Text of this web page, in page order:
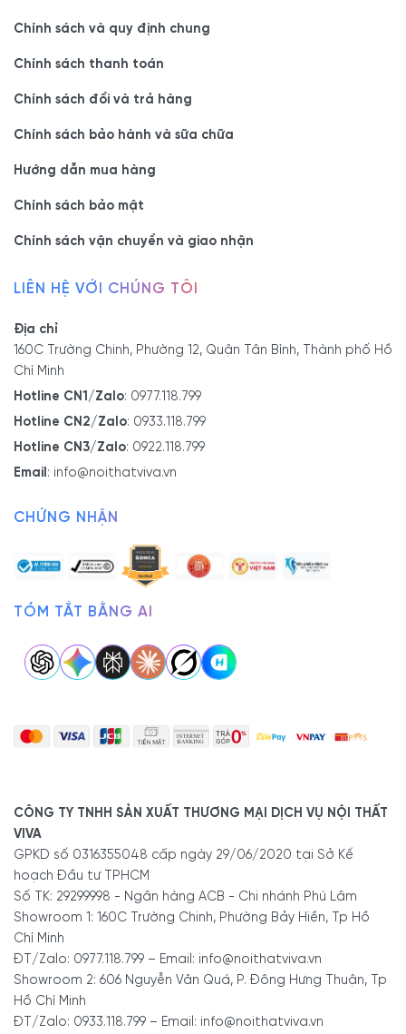
- Showroom 1:160C Trường Chinh, phường Bảy Hiền, Tp
-Hotline/Zalo:0977.118.799
- Showroom 2:
606 Nguyễn Văn Quá, P. Đông Hưng
Thuận, Tp Hồ Chí Minh
- Hotline/Zalo: 0933.118.799
Thuận, Tp. Hồ Chí Minh
Chính sách và quy định chung
Chính sách thanh toán
Chính sách đổi và trả hàng
Chính sách bảo hành và sữa chữa
Hướng dẫn mua hàng
Chính sách bảo mật
Chính sách vận chuyển và giao nhận
LIÊN HỆ VỚI CHÚNG TÔI
Địa chỉ
160C Trường Chinh, Phường 12, Quận Tân Bình, Thành phố Hồ
Chí Minh
Hotline CN1/Zalo: 0977.118.799
Hotline CN2/Zalo: 0933.118.799
Hotline CN3/Zalo: 0922.118.799
Email : info@noithatviva.vn
CHỨNG NHẬN
TÓM TẮT BẰNG AI
CÔNG TY TNHH SẢN XUẤT THƯƠNG MẠI DỊCH VỤ NỘI THẤT
VIVA
GPKD số 0316355048 cấp ngày 29/06/2020 tại Sở Kế
hoạch Đầu tư TPHCM
Số TK: 29299998 - Ngân hàng ACB - Chi nhánh Phú Lâm
Showroom 1: 160C Trường Chinh, Phường Bảy Hiền, Tp Hồ
Chí Minh
ĐT/Zalo: 0977.118.799 – Email: info@noithatviva.vn
Showroom 2: 606 Nguyễn Văn Quá, P. Đông Hưng Thuận, Tp
Hồ Chí Minh
ĐT/Zalo: 0933.118.799 – Email: info@noithatviva.vn